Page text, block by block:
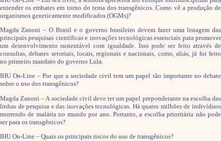
entender os embates em torno do tema dos transgênicos. Como vê a produção de
organismos geneticamente modificados (OGMs)?
Magda Zanoni – O Brasil e o governo brasileiro devem fazer uma listagem das
principais pesquisas científicas e inovações tecnológicas essenciais para promover
um desenvolvimento sustentável com igualdade. Isso pode ser feito através de
consultas, debates setoriais, locais, regionais e nacionais, como, aliás, já foi feito
no primeiro mandato do governo Lula.
IHU On-Line – Por que a sociedade civil tem um papel tão importante no debate
sobre o uso dos transgênicos?
Magda Zanoni – A sociedade civil deve ter um papel preponderante na escolha das
linhas de pesquisa e das inovações tecnológicas. Há quatro milhões de indivíduos
morrendo de malária no mundo por ano. Portanto, a escolha prioritária não pode
ser para os transgênicos?
IHU On-Line – Quais os principais riscos do uso de transgênicos?